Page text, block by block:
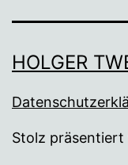
HOLGER
Stolz präsentiert